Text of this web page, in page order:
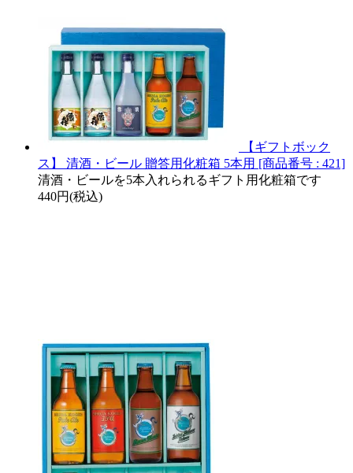
【ギフトボック
ス】 清酒・ビール 贈答用化粧箱 5本用 [商品番号 : 421]
清酒・ビールを5本入れられるギフト用化粧箱です
440円(税込)